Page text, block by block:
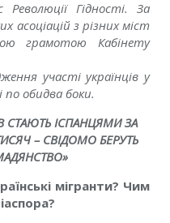
Революції Гідності. За
асоціацій з різних міст
грамотою Кабінету
участі українців у
по обидва боки.
СТАЮТЬ ІСПАНЦЯМИ ЗА
– СВІДОМО БЕРУТЬ
мігранти? Чим